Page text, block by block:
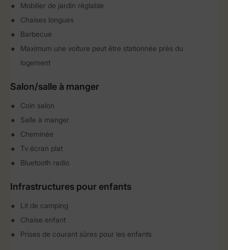
Mobilier de jardin réglable
Chaises longues
Barbecue
Maximum une voiture peut être stationnée près du
logement
Salon/salle à manger
Coin salon
Salle à manger
Cheminée
Tv écran plat
Bluetooth radio
Infrastructures pour enfants
Lit de camping
Chaise enfant
Prises de courant sûres pour les enfants